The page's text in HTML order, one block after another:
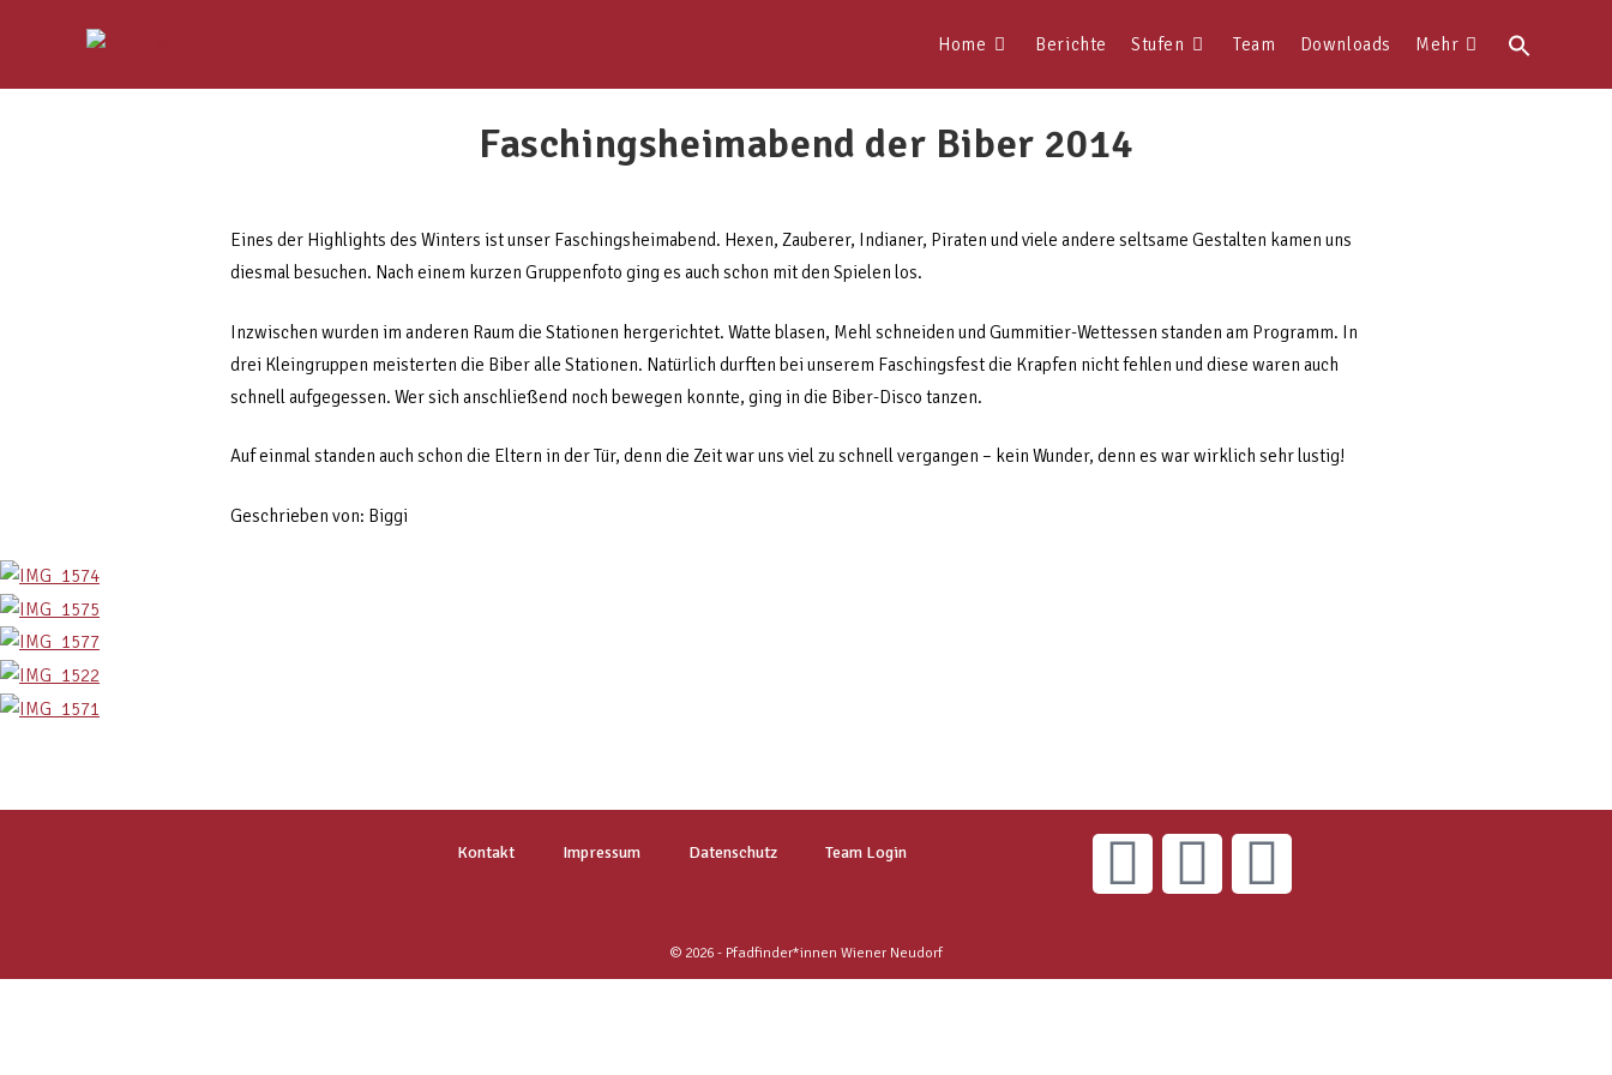
Home Berichte Stufen Team Downloads Mehr
Faschingsheimabend der Biber 2014
Eines der Highlights des Winters ist unser Faschingsheimabend. Hexen, Zauberer, Indianer, Piraten und viele andere seltsame Gestalten kamen uns
diesmal besuchen. Nach einem kurzen Gruppenfoto ging es auch schon mit den Spielen los.
Inzwischen wurden im anderen Raum die Stationen hergerichtet. Watte blasen, Mehl schneiden und Gummitier-Wettessen standen am Programm. In
drei Kleingruppen meisterten die Biber alle Stationen. Natürlich durften bei unserem Faschingsfest die Krapfen nicht fehlen und diese waren auch
schnell aufgegessen. Wer sich anschließend noch bewegen konnte, ging in die Biber-Disco tanzen.
Auf einmal standen auch schon die Eltern in der Tür, denn die Zeit war uns viel zu schnell vergangen – kein Wunder, denn es war wirklich sehr lustig!
Geschrieben von: Biggi
Kontakt Impressum Datenschutz Team Login
© 2026 - Pfadfinder*innen Wiener Neudorf